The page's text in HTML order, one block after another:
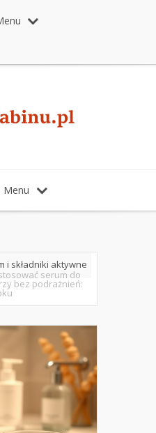
Menu
i składniki aktywne
serum do
bez podrażnień: